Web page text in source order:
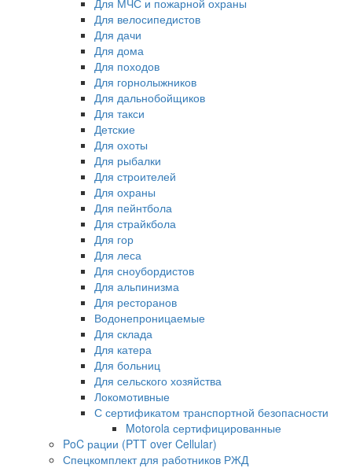
Для велосипедистов
Для дачи
Для дома
Для походов
Для горнолыжников
Для дальнобойщиков
Для такси
Детские
Для охоты
Для рыбалки
Для строителей
Для охраны
Для пейнтбола
Для страйкбола
Для гор
Для леса
Для сноубордистов
Для альпинизма
Для ресторанов
Водонепроницаемые
Для склада
Для катера
Для больниц
Для сельского хозяйства
Локомотивные
С сертификатом транспортной безопасности
Motorola сертифицированные
PoC рации (PTT over Cellular)
Спецкомплект для работников РЖД